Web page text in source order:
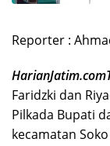
Reporter :
Faridzki dan
Pilkada Bupati
kecamatan Soko